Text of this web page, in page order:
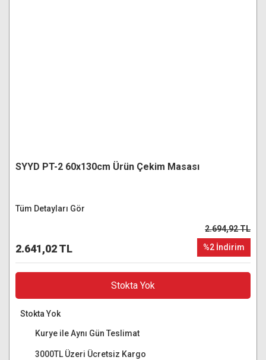
SYYD PT-2 60x130cm Ürün Çekim Masası
Tüm Detayları Gör
2.641,02 TL
2.694,92 TL
%2 İndirim
Stokta Yok
Stokta Yok
Kurye ile Aynı Gün Teslimat
3000TL Üzeri Ücretsiz Kargo